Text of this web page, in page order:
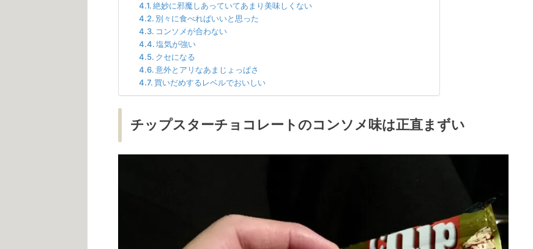
絶妙に邪魔しあっていてあまり美味しくない
別々に食べればいいと思った
コンソメが合わない
塩気が強い
クセになる
意外とアリなあまじょっぱさ
買いだめするレベルでおいしい
チップスターチョコレートのコンソメ味は正直まずい